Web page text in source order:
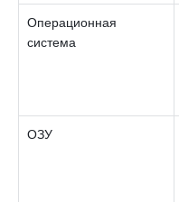
Операционная
система
ОЗУ